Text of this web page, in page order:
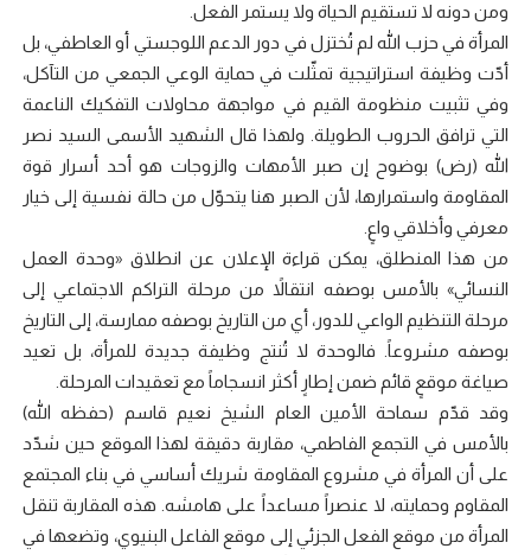
ومن دونه لا تستقيم الحياة ولا يستمر الفعل.
المرأة في حزب الله لم تُختزل في دور الدعم اللوجستي أو العاطفي، بل
أدّت وظيفة استراتيجية تمثّلت في حماية الوعي الجمعي من التآكل،
وفي تثبيت منظومة القيم في مواجهة محاولات التفكيك الناعمة
التي ترافق الحروب الطويلة. ولهذا قال الشهيد الأسمى السيد نصر
الله (رض) بوضوح إن صبر الأمهات والزوجات هو أحد أسرار قوة
المقاومة واستمرارها، لأن الصبر هنا يتحوّل من حالة نفسية إلى خيار
معرفي وأخلاقي واعٍ.
من هذا المنطلق، يمكن قراءة الإعلان عن انطلاق «وحدة العمل
النسائي» بالأمس بوصفه انتقالاً من مرحلة التراكم الاجتماعي إلى
مرحلة التنظيم الواعي للدور، أي من التاريخ بوصفه ممارسة، إلى التاريخ
بوصفه مشروعاً. فالوحدة لا تُنتج وظيفة جديدة للمرأة، بل تعيد
صياغة موقعٍ قائم ضمن إطارٍ أكثر انسجاماً مع تعقيدات المرحلة.
وقد قدّم سماحة الأمين العام الشيخ نعيم قاسم (حفظه الله)
بالأمس في التجمع الفاطمي، مقاربة دقيقة لهذا الموقع حين شدّد
على أن المرأة في مشروع المقاومة شريك أساسي في بناء المجتمع
المقاوم وحمايته، لا عنصراً مساعداً على هامشه. هذه المقاربة تنقل
المرأة من موقع الفعل الجزئي إلى موقع الفاعل البنيوي، وتضعها في